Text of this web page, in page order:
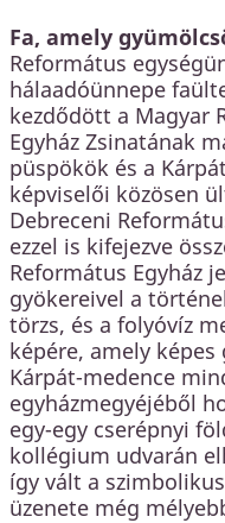
Fa, amely
Református
hálaadóünnepe
kezdődött a Magyar
Egyház Zsinatának
püspökök és a
képviselői közösen
Debreceni
ezzel is kifejezve
Református Egyház
gyökereivel a
törzs, és a folyóvíz
képére, amely
Kárpát-medence
egyházmegyéjéből
egy-egy cserépnyi
kollégium udvarán
így vált a
üzenete még